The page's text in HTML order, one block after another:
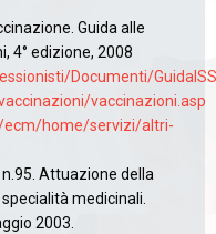
Guida alle
4° edizione, 2008
Documenti/
vaccinazioni.asp
ecm/home/servizi/altri-
Attuazione della
medicinali.
2003.